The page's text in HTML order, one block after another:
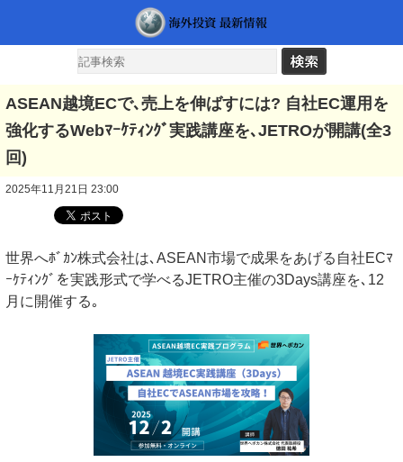
ASEAN越境ECで､売上を伸ばすには? 自社EC運用を
強化するWebﾏｰｹﾃｨﾝｸﾞ実践講座を､JETROが開講(全3
回)
2025年11月21日 23:00
世界へﾎﾞｶﾝ株式会社は､ASEAN市場で成果をあげる自社ECﾏ
ｰｹﾃｨﾝｸﾞを実践形式で学べるJETRO主催の3Days講座を､12
月に開催する｡